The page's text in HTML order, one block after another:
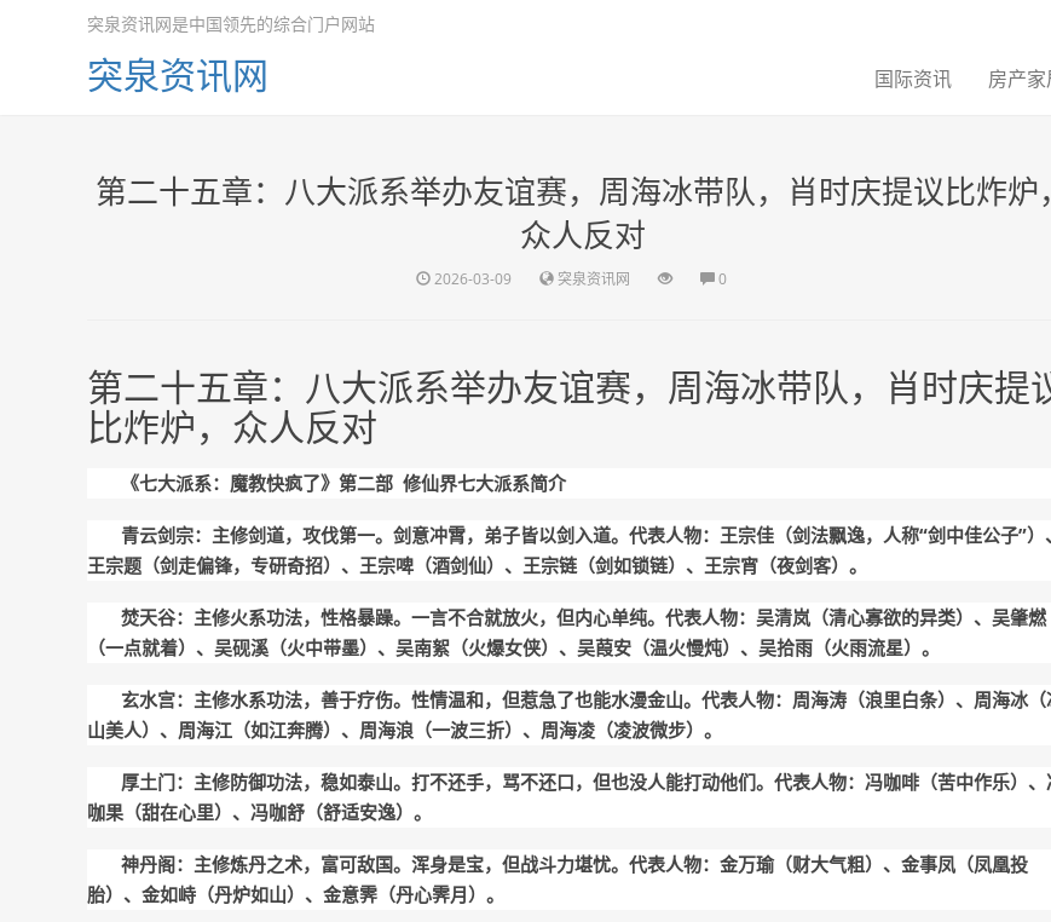
突泉资讯网是中国领先的综合门户网站
突泉资讯网 国际资讯 房产家
第二十五章：八大派系举办友谊赛，周海冰带队，肖时庆提议比炸炉，
众人反对
2026-03-09 突泉资讯网 0
第二十五章：八大派系举办友谊赛，周海冰带队，肖时庆提
比炸炉，众人反对
《七大派系：魔教快疯了》 第二部 修仙界七大派系简介
青云剑宗：主修剑道，攻伐第一。剑意冲霄，弟子皆以剑入道。代表人物：王宗佳（剑法飘逸，人称“剑中佳公子”）、
王宗题（剑走偏锋，专研奇招）、王宗啤（酒剑仙）、王宗链（剑如锁链）、王宗宵（夜剑客）。
焚天谷：主修火系功法，性格暴躁。一言不合就放火，但内心单纯。代表人物：吴清岚（清心寡欲的异类）、吴肇燃
（一点就着）、吴砚溪（火中带墨）、吴南絮（火爆女侠）、吴葭安（温火慢炖）、吴拾雨（火雨流星）。
玄水宫：主修水系功法，善于疗伤。性情温和，但惹急了也能水漫金山。代表人物：周海涛（浪里白条）、周海冰（
山美人）、周海江（如江奔腾）、周海浪（一波三折）、周海凌（凌波微步）。
厚土门：主修防御功法，稳如泰山。打不还手，骂不还口，但也没人能打动他们。代表人物：冯咖啡（苦中作乐）、
咖果（甜在心里）、冯咖舒（舒适安逸）。
神丹阁：主修炼丹之术，富可敌国。浑身是宝，但战斗力堪忧。代表人物：金万瑜（财大气粗）、金事凤（凤凰投
胎）、金如峙（丹炉如山）、金意霁（丹心霁月）。